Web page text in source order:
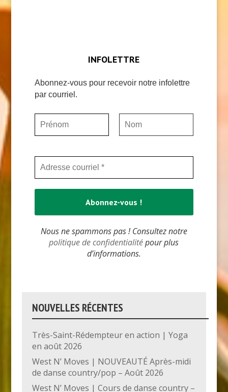
INFOLETTRE
Abonnez-vous pour recevoir notre infolettre
par courriel.
Nous ne spammons pas ! Consultez notre
politique de confidentialitépour plus
d’informations.
NOUVELLES RÉCENTES
Très-Saint-Rédempteur en action | Yoga
en août 2026
West N’ Moves | NOUVEAUTÉ Après-midi
de danse country/pop – Août 2026
West N’ Moves | Cours de danse country –